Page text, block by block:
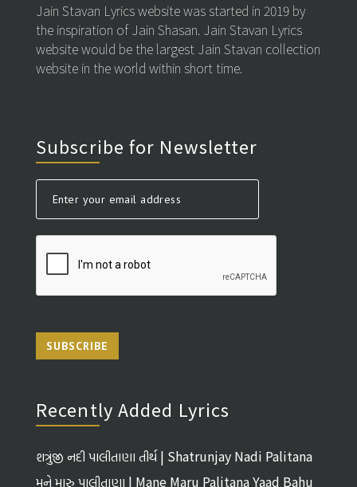
Jain Stavan Lyrics website was started in 2019 by
the inspiration of Jain Shasan. Jain Stavan Lyrics
website would be the largest Jain Stavan collection
website in the world within short time.
Subscribe for Newsletter
SUBSCRIBE
Recently Added Lyrics
શત્રુંજી નદી પાલીતાણા તીર્થ | Shatrunjay Nadi Palitana
Tirth
મને મારુ પાલીતાણા | Mane Maru Palitana Yaad Bahu